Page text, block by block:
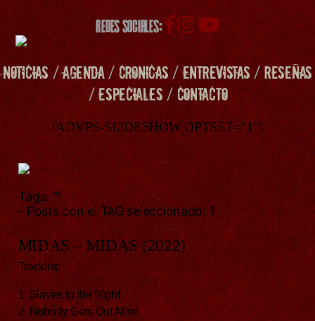
REDES SOCIALES:
NOTICIAS /AGENDA/ CRONICAS/ENTREVISTAS/RESEÑAS
/ESPECIALES/ CONTACTO
[ADVPS-SLIDESHOW OPTSET="1"]
Tags: ""
- Posts con el TAG seleccionado: 1
MIDAS – MIDAS (2022)
Tracklist:
1. Slaves to the Night
2. Nobody Gets Out Alive